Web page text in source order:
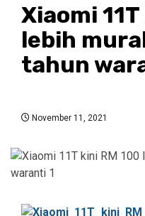
Xiaomi
lebih
tahun
November 11, 2021